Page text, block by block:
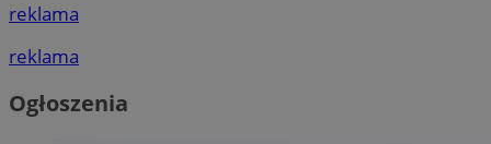
reklama
reklama
Ogłoszenia